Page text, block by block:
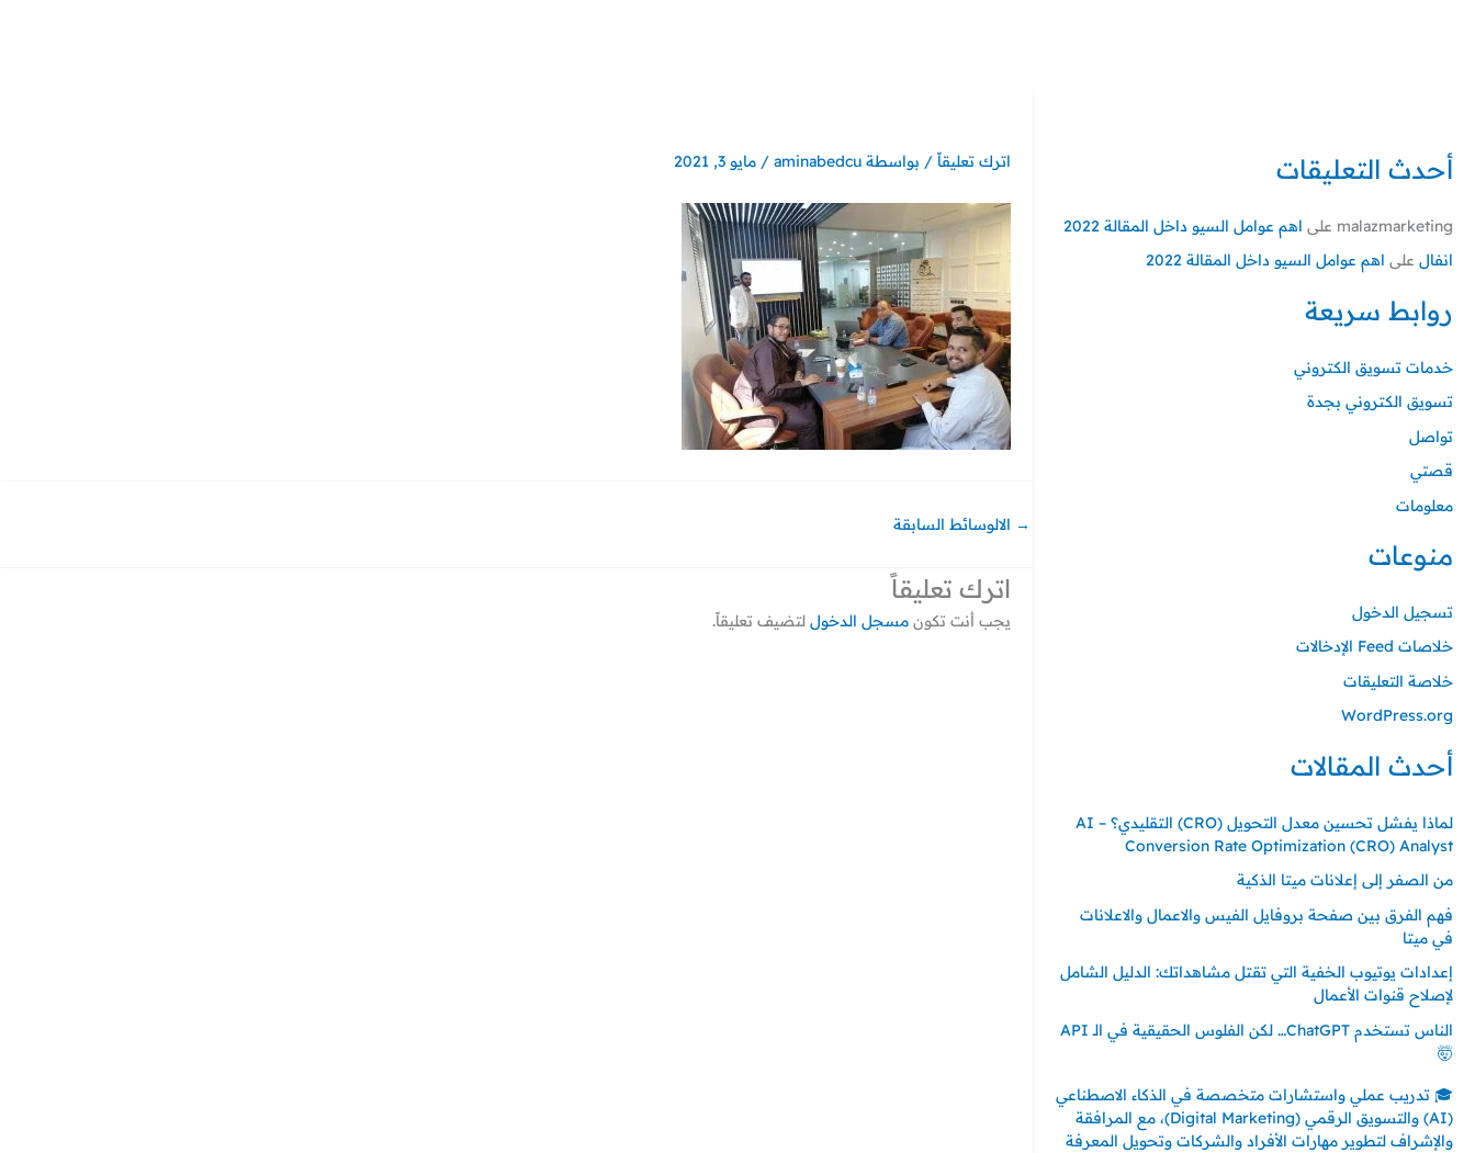
أحدث التعليقات
malazmarketing على اهم عوامل السيو داخل المقالة 2022
انفال على اهم عوامل السيو داخل المقالة 2022
روابط سريعة
خدمات تسويق الكتروني
تسويق الكتروني بجدة
تواصل
قصتي
معلومات
منوعات
تسجيل الدخول
خلاصات Feed الإدخالات
خلاصة التعليقات
WordPress.org
أحدث المقالات
لماذا يفشل تحسين معدل التحويل (CRO) التقليدي؟ – AI
Conversion Rate Optimization (CRO) Analyst
من الصفر إلى إعلانات ميتا الذكية
فهم الفرق بين صفحة بروفايل الفيس والاعمال والاعلانات
في ميتا
إعدادات يوتيوب الخفية التي تقتل مشاهداتك: الدليل الشامل
لإصلاح قنوات الأعمال
الناس تستخدم ChatGPT… لكن الفلوس الحقيقية في الـ API
🤯
🎓 تدريب عملي واستشارات متخصصة في الذكاء الاصطناعي
(AI) والتسويق الرقمي (Digital Marketing)، مع المرافقة
والإشراف لتطوير مهارات الأفراد والشركات وتحويل المعرفة
اترك تعليقاً / بواسطة aminabedcu
/مايو 3, 2021
→ الالوسائط السابقة
اترك تعليقاً
يجب أنت تكونمسجل الدخول لتضيف تعليقاً.